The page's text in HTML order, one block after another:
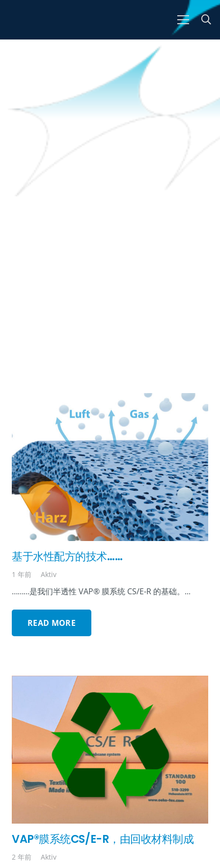
基于水性配方的技术……
1 年前 Aktiv
………是我们半透性 VAP® 膜系统 CS/E-R 的基础。...
READ MORE
VAP®膜系统CS/E-R，由回收材料制成
2 年前 Aktiv